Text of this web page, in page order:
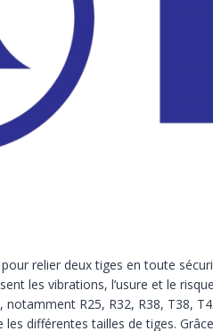
relier deux tiges en toute
les vibrations, l’usure et le
R25, R32, R38, T38,
les différentes tailles de tiges.